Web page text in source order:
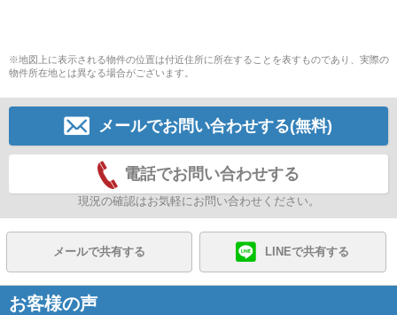
※地図上に表示される物件の位置は付近住所に所在することを表すものであり、実際の
物件所在地とは異なる場合がございます。
メールでお問い合わせする(無料)
電話でお問い合わせする
現況の確認はお気軽にお問い合わせください。
メールで共有する LINEで共有する
お客様の声